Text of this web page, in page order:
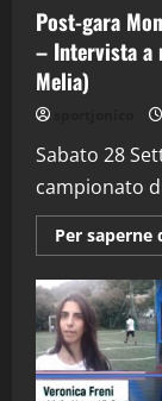
Post-gara
– Intervista a
Melia)
Sabato 28
campionato
Per saperne
2
3